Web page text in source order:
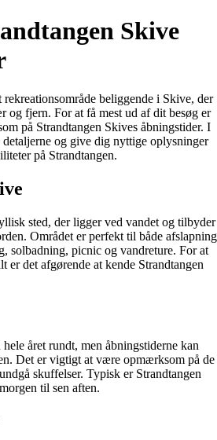
Skive
beliggende i Skive, der
og fjern. For at få mest ud af dit besøg er
på Strandtangen Skives åbningstider. I
og give dig nyttige oplysninger
på Strandtangen.
sted, der ligger ved vandet og tilbyder
Området er perfekt til både afslapning
solbadning, picnic og vandreture. For at
er det afgørende at kende Strandtangen
året rundt, men åbningstiderne kan
Det er vigtigt at være opmærksom på de
skuffelser. Typisk er Strandtangen
til sen aften.